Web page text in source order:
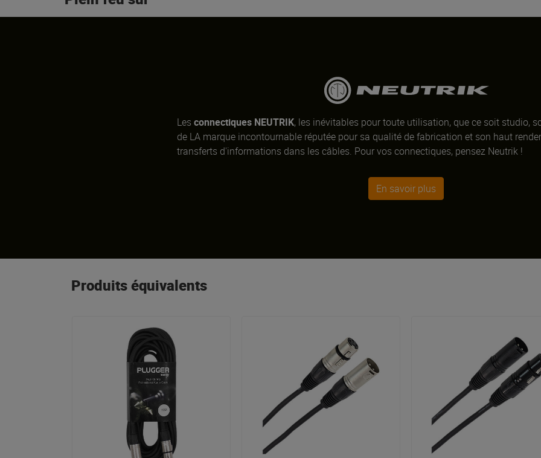
Les connectiques NEUTRIK, les inévitables pour toute utilisation, que ce soit studio,
de LA marque incontournable réputée pour sa qualité de fabrication et son haut
transferts d'informations dans les câbles. Pour vos connectiques, pensez Neutrik !
En savoir plus
Produits équivalents